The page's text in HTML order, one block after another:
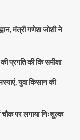
मंत्री गणेश जोशी ने
प्रगति की कि समीक्षा
युवा किसान की
पर लगाया निःशुल्क